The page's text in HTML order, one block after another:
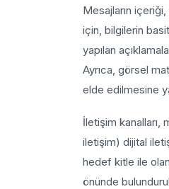
Mesajların içeriği,
için, bilgilerin
yapılan
Ayrıca, görsel
elde edilmesine
İletişim kanalları,
iletişim) dijital
hedef kitle ile
önünde